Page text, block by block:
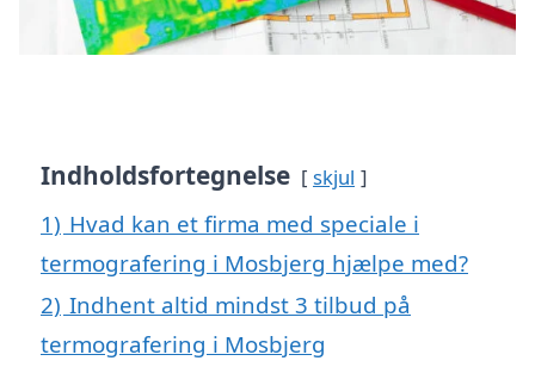
Indholdsfortegnelse skjul
1) Hvad kan et firma med speciale i
termografering i Mosbjerg hjælpe med?
2) Indhent altid mindst 3 tilbud på
termografering i Mosbjerg